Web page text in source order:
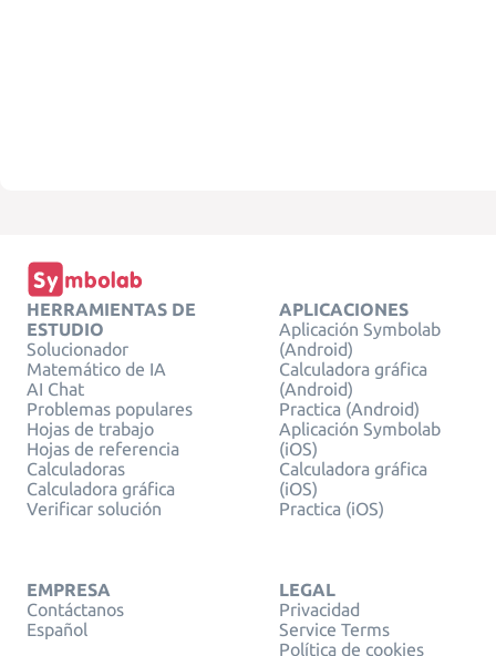
HERRAMIENTAS DE
ESTUDIO
Solucionador
Matemático de IA
AI Chat
Problemas populares
Hojas de trabajo
Hojas de referencia
Calculadoras
Calculadora gráfica
Verificar solución
APLICACIONES
Aplicación Symbolab
(Android)
Calculadora gráfica
(Android)
Practica (Android)
Aplicación Symbolab
(iOS)
Calculadora gráfica
(iOS)
Practica (iOS)
EMPRESA
Contáctanos
Español
LEGAL
Privacidad
Service Terms
Política de cookies